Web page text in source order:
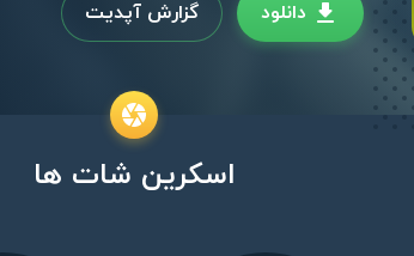
دانلود گزارش آپدیت
اسکرین شات ها